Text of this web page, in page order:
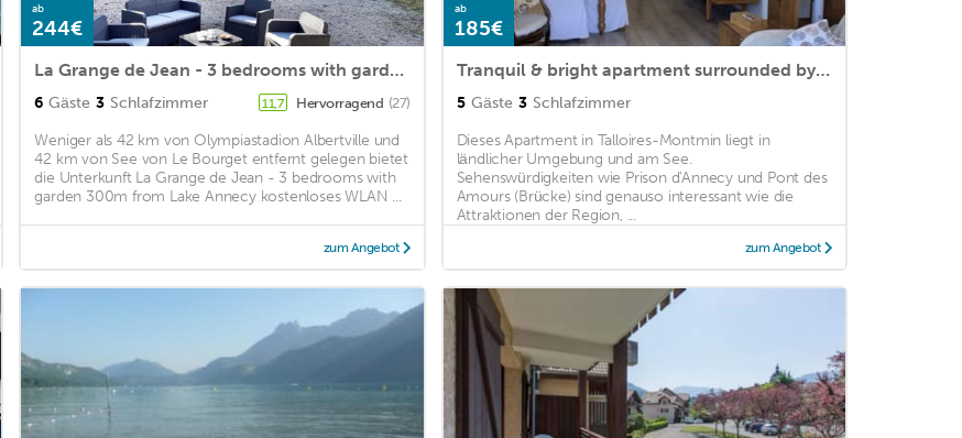
ab
244€
La Grange de Jean - 3 bedrooms with garden 300m from Lake Annecy
6 Gäste 3 Schlafzimmer 11,7 Hervorragend (27)
Weniger als 42 km von Olympiastadion Albertville und
42 km von See von Le Bourget entfernt gelegen bietet
die Unterkunft La Grange de Jean - 3 bedrooms with
garden 300m from Lake Annecy kostenloses WLAN ...
zum Angebot
ab
185€
Tranquil & bright apartment surrounded by nature near Golf Course
5 Gäste 3 Schlafzimmer
Dieses Apartment in Talloires-Montmin liegt in
ländlicher Umgebung und am See.
Sehenswürdigkeiten wie Prison d'Annecy und Pont des
Amours (Brücke) sind genauso interessant wie die
Attraktionen der Region, ...
zum Angebot